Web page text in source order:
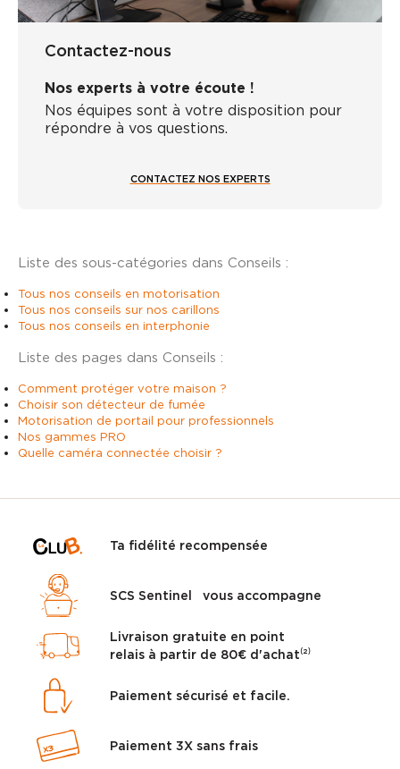
Contactez-nous
Nos experts à votre écoute !
Nos équipes sont à votre disposition pour
répondre à vos questions.
CONTACTEZ NOS EXPERTS
Liste des sous-catégories dans Conseils :
Tous nos conseils en motorisation
Tous nos conseils sur nos carillons
Tous nos conseils en interphonie
Liste des pages dans Conseils :
Comment protéger votre maison ?
Choisir son détecteur de fumée
Motorisation de portail pour professionnels
Nos gammes PRO
Quelle caméra connectée choisir ?
Ta fidélité recompensée
SCS Sentinel vous accompagne
Livraison gratuite en point
relais à partir de 80€ d'achat⁽²⁾
Paiement sécurisé et facile.
Paiement 3X sans frais